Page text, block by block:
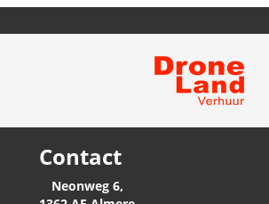
Contact
Neonweg 6,